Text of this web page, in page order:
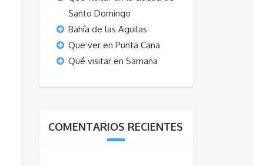
Santo Domingo
Bahía de las Aguilas
Que ver en Punta Cana
Qué visitar en Samana
COMENTARIOS RECIENTES